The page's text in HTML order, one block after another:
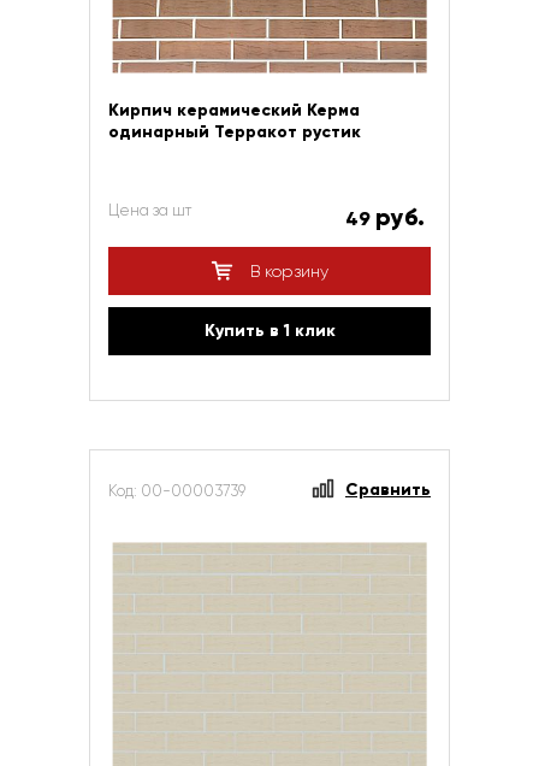
Кирпич керамический Керма
одинарный Терракот рустик
Цена за шт 49 руб.
В корзину
Купить в 1 клик
Код: 00-00003739 Сравнить